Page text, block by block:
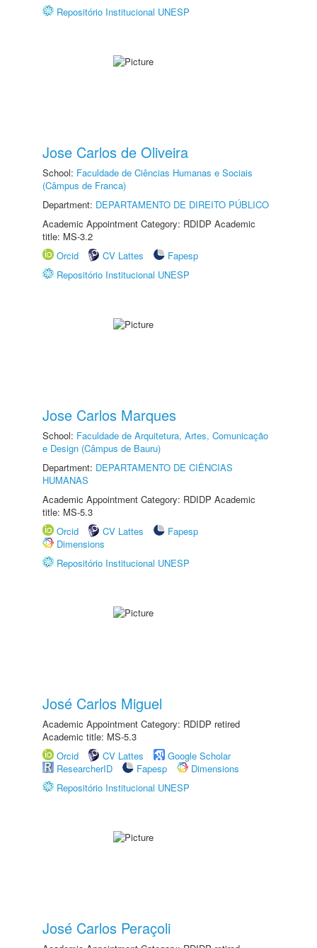
Repositório Institucional UNESP
Jose Carlos de Oliveira
School: Faculdade de Ciências Humanas e Sociais
(Câmpus de Franca)
Department: DEPARTAMENTO DE DIREITO PÚBLICO
Academic Appointment Category: RDIDP Academic
title: MS-3.2
Orcid
CV Lattes
Fapesp
Repositório Institucional UNESP
Jose Carlos Marques
School: Faculdade de Arquitetura, Artes, Comunicação
e Design (Câmpus de Bauru)
Department: DEPARTAMENTO DE CIÊNCIAS
HUMANAS
Academic Appointment Category: RDIDP Academic
title: MS-5.3
Orcid
CV Lattes
Fapesp
Dimensions
Repositório Institucional UNESP
José Carlos Miguel
Academic Appointment Category: RDIDP retired
Academic title: MS-5.3
Orcid
CV Lattes
Google Scholar
ResearcherID
Fapesp
Dimensions
Repositório Institucional UNESP
José Carlos Peraçoli